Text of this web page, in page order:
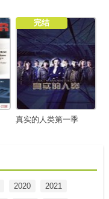
完结
真实的人类第一季
2020
2021